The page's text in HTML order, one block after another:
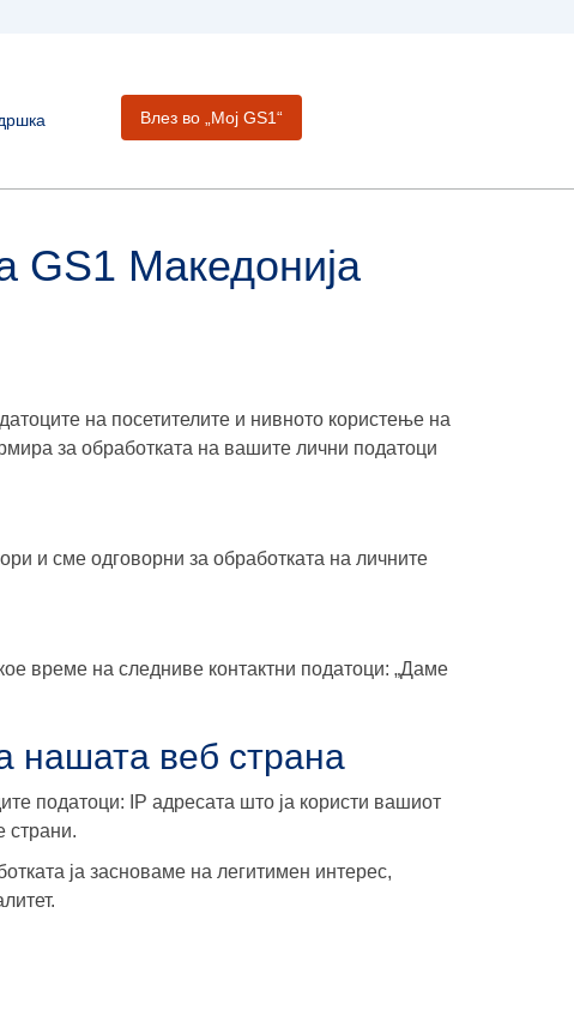
Влез во „Moj GS1“
GS1 Македонија
на посетителите и нивното користење на
за обработката на вашите лични податоци
и сме одговорни за обработката на личните
време на следниве контактни податоци: „Даме
нашата веб страна
податоци: IP адресата што ја користи вашиот
страни.
ја засноваме на легитимен интерес,